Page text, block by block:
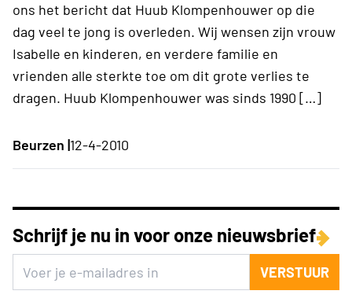
ons het bericht dat Huub Klompenhouwer op die
dag veel te jong is overleden. Wij wensen zijn vrouw
Isabelle en kinderen, en verdere familie en
vrienden alle sterkte toe om dit grote verlies te
dragen. Huub Klompenhouwer was sinds 1990 […]
Beurzen |12-4-2010
Schrijf je nu in voor onze nieuwsbrief
VERSTUUR